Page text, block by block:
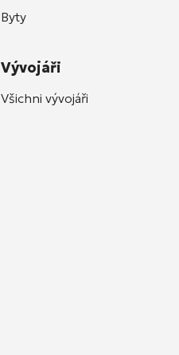
Byty
Vývojáři
Všichni vývojáři